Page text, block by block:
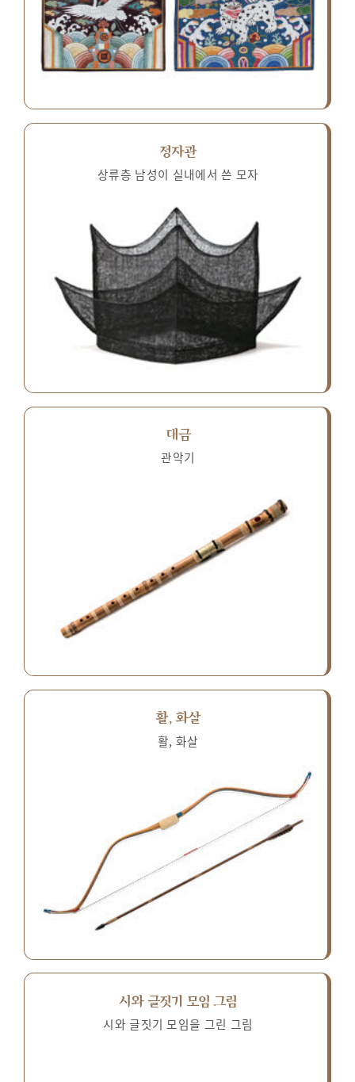
정자관
상류층 남성이 실내에서 쓴 모자
대금
관악기
활, 화살
활, 화살
시와 글짓기 모임 그림
시와 글짓기 모임을 그린 그림